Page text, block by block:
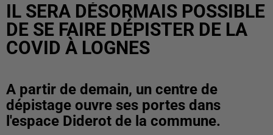
IL SERA DÉSORMAIS POSSIBLE
DE SE FAIRE DÉPISTER DE LA
COVID À LOGNES
A partir de demain, un centre de
dépistage ouvre ses portes dans
l'espace Diderot de la commune.